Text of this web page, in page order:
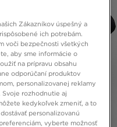
Zákazníkov úspešný a
ich potrebám.
voči bezpečnosti všetkých
aby sme informácie o
na prípravu obsahu
odporúčaní produktov
personalizovanej reklamy
rozhodnutie aj
kedykoľvek zmeniť, a to
personalizovanú
vyberte možnosť